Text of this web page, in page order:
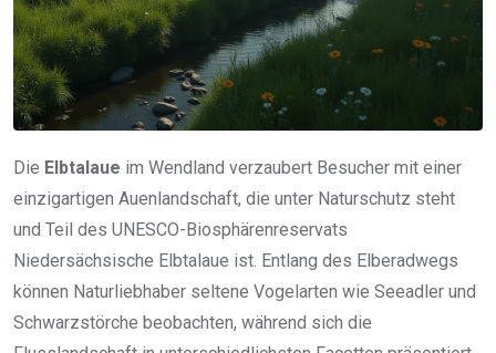
Die Elbtalaue im Wendland verzaubert Besucher mit einer
einzigartigen Auenlandschaft, die unter Naturschutz steht
und Teil des UNESCO-Biosphärenreservats
Niedersächsische Elbtalaue ist. Entlang des Elberadwegs
können Naturliebhaber seltene Vogelarten wie Seeadler und
Schwarzstörche beobachten, während sich die